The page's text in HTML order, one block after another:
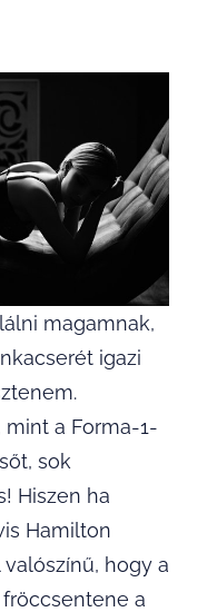
magamnak,
igazi
a Forma-1-
sok
Hiszen ha
Hamilton
hogy a
a